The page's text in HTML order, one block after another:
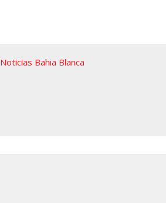
Noticias Bahia Blanca